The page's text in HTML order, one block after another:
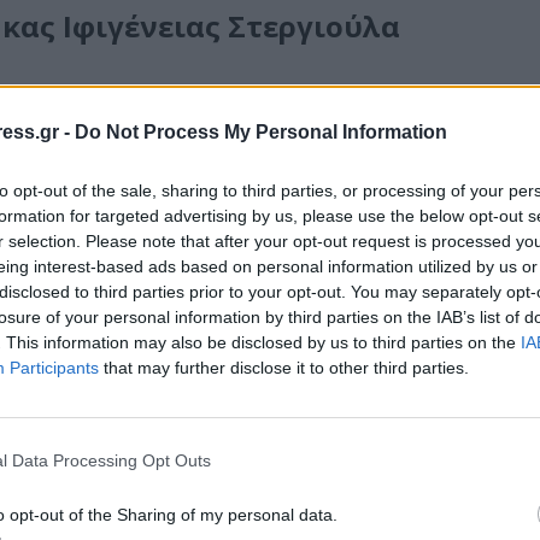
- Do Not Process My Personal Information
opt-out of the sale, sharing to third parties, or processing of your
for targeted advertising by us, please use the below opt-out
selection. Please note that after your opt-out request is processed
interest-based ads based on personal information utilized by us
to third parties prior to your opt-out. You may separately
of your personal information by third parties on the IAB’s list of
This information may also be disclosed by us to third parties on the
Participants that may further disclose it to other third parties.
Data Processing Opt Outs
opt-out of the Sharing of my personal data.
Ιφιγένειας Στεργιούλα
στις εκδηλώσεις που πήραν μέρος στο Πάρκο
σημειώνονται με*